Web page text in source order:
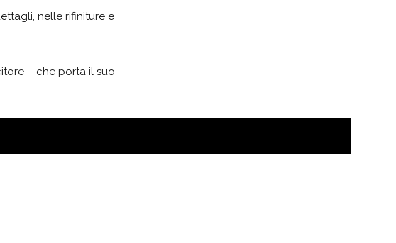
nelle rifiniture e
– che porta il suo